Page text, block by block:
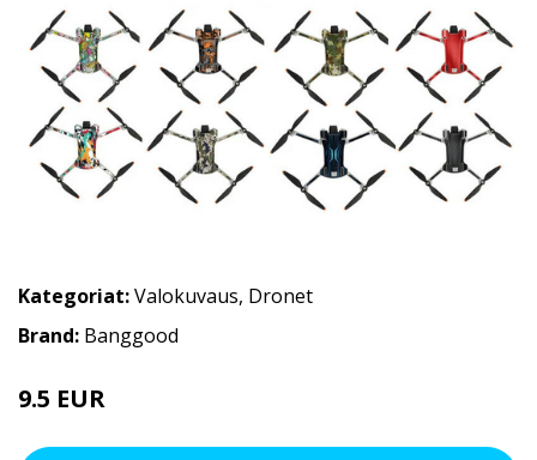
Kategoriat:Valokuvaus, Dronet
Brand: Banggood
9.5 EUR